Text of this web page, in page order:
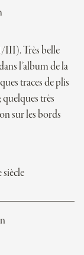
Très belle
l’album de la
traces de plis
très
sur les bords